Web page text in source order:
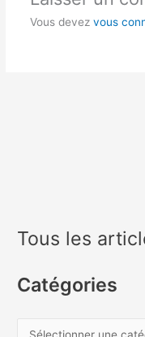
Vous devez vous
Tous les
Catégories